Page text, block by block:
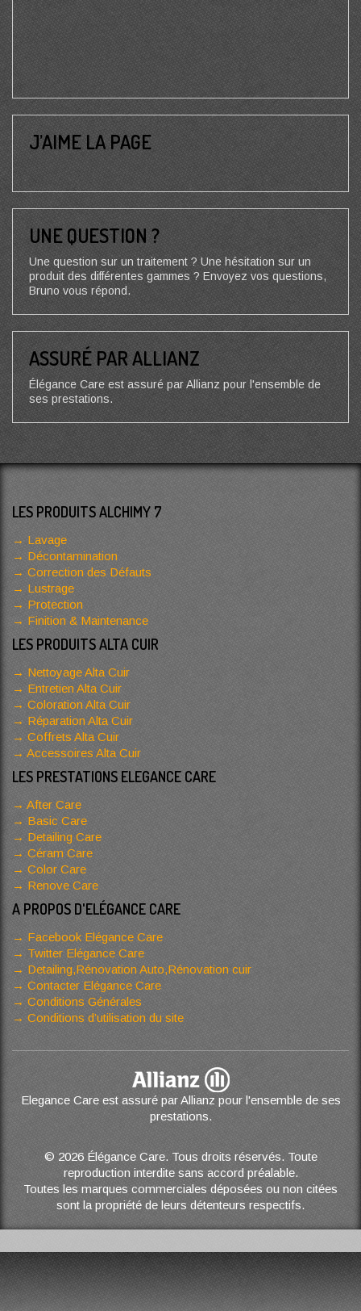
J’AIME LA PAGE
UNE QUESTION ?
Une question sur un traitement ? Une hésitation sur un
produit des différentes gammes ? Envoyez vos questions,
Bruno vous répond.
ASSURÉ PAR ALLIANZ
Élégance Care est assuré par Allianz pour l'ensemble de
ses prestations.
LES PRODUITS ALCHIMY 7
Lavage
Décontamination
Correction des Défauts
Lustrage
Protection
Finition & Maintenance
LES PRODUITS ALTA CUIR
Nettoyage Alta Cuir
Entretien Alta Cuir
Coloration Alta Cuir
Réparation Alta Cuir
Coffrets Alta Cuir
Accessoires Alta Cuir
LES PRESTATIONS ELEGANCE CARE
After Care
Basic Care
Detailing Care
Céram Care
Color Care
Renove Care
A PROPOS D'ELÉGANCE CARE
Facebook Elégance Care
Twitter Elégance Care
Detailing,Rénovation Auto,Rénovation cuir
Contacter Elégance Care
Conditions Générales
Conditions d’utilisation du site
Elegance Care est assuré par Allianz pour l'ensemble de ses
prestations.
© 2026 Élégance Care. Tous droits réservés. Toute
reproduction interdite sans accord préalable.
Toutes les marques commerciales déposées ou non citées
sont la propriété de leurs détenteurs respectifs.